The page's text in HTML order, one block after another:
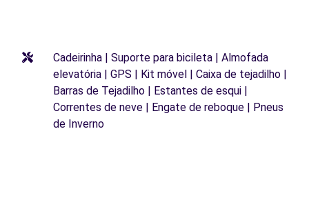
Cadeirinha | Suporte para bicileta | Almofada
elevatória | GPS | Kit móvel | Caixa de tejadilho |
Barras de Tejadilho | Estantes de esqui |
Correntes de neve | Engate de reboque | Pneus
de Inverno